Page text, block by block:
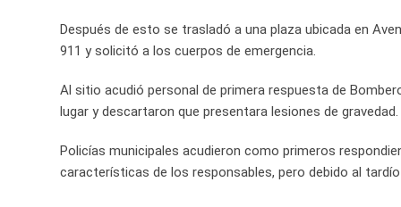
Después de esto se trasladó a una plaza ubicada en
911 y solicitó a los cuerpos de emergencia.
Al sitio acudió personal de primera respuesta de
lugar y descartaron que presentara lesiones de gravedad.
Policías municipales acudieron como primeros
características de los responsables, pero debido al